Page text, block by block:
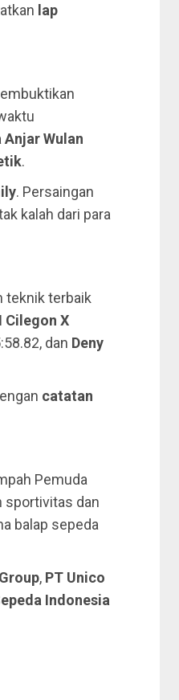
lap
Anjar Wulan
.
. Persaingan
kalah dari para
teknik terbaik
Cilegon X
dan Deny
catatan
Pemuda
sportivitas dan
balap sepeda
, PT Unico
Indonesia